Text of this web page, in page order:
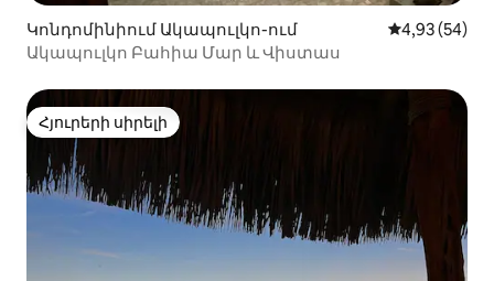
Կոնդոմինիում Ակապուլկո-ում Միջին
4,93 (54)
Ակապուլկո Բահիա Մար և Վիստաս
Հյուրերի սիրելի
Հյուրերի սիրելի